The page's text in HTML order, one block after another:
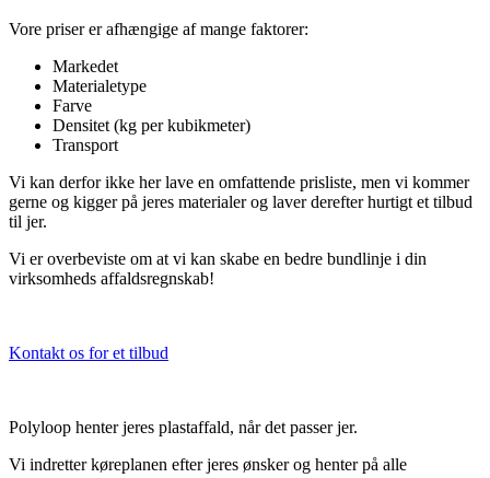
Vore priser er afhængige af mange faktorer:
Markedet
Materialetype
Farve
Densitet (kg per kubikmeter)
Transport
Vi kan derfor ikke her lave en omfattende prisliste, men vi kommer
gerne og kigger på jeres materialer og laver derefter hurtigt et tilbud
til jer.
Vi er overbeviste om at vi kan skabe en bedre bundlinje i din
virksomheds affaldsregnskab!
Kontakt os for et tilbud
Polyloop henter jeres plastaffald, når det passer jer.
Vi indretter køreplanen efter jeres ønsker og henter på alle